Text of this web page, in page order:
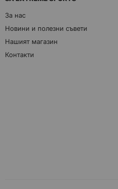
За нас
Новини и полезни съвети
Нашият магазин
Контакти